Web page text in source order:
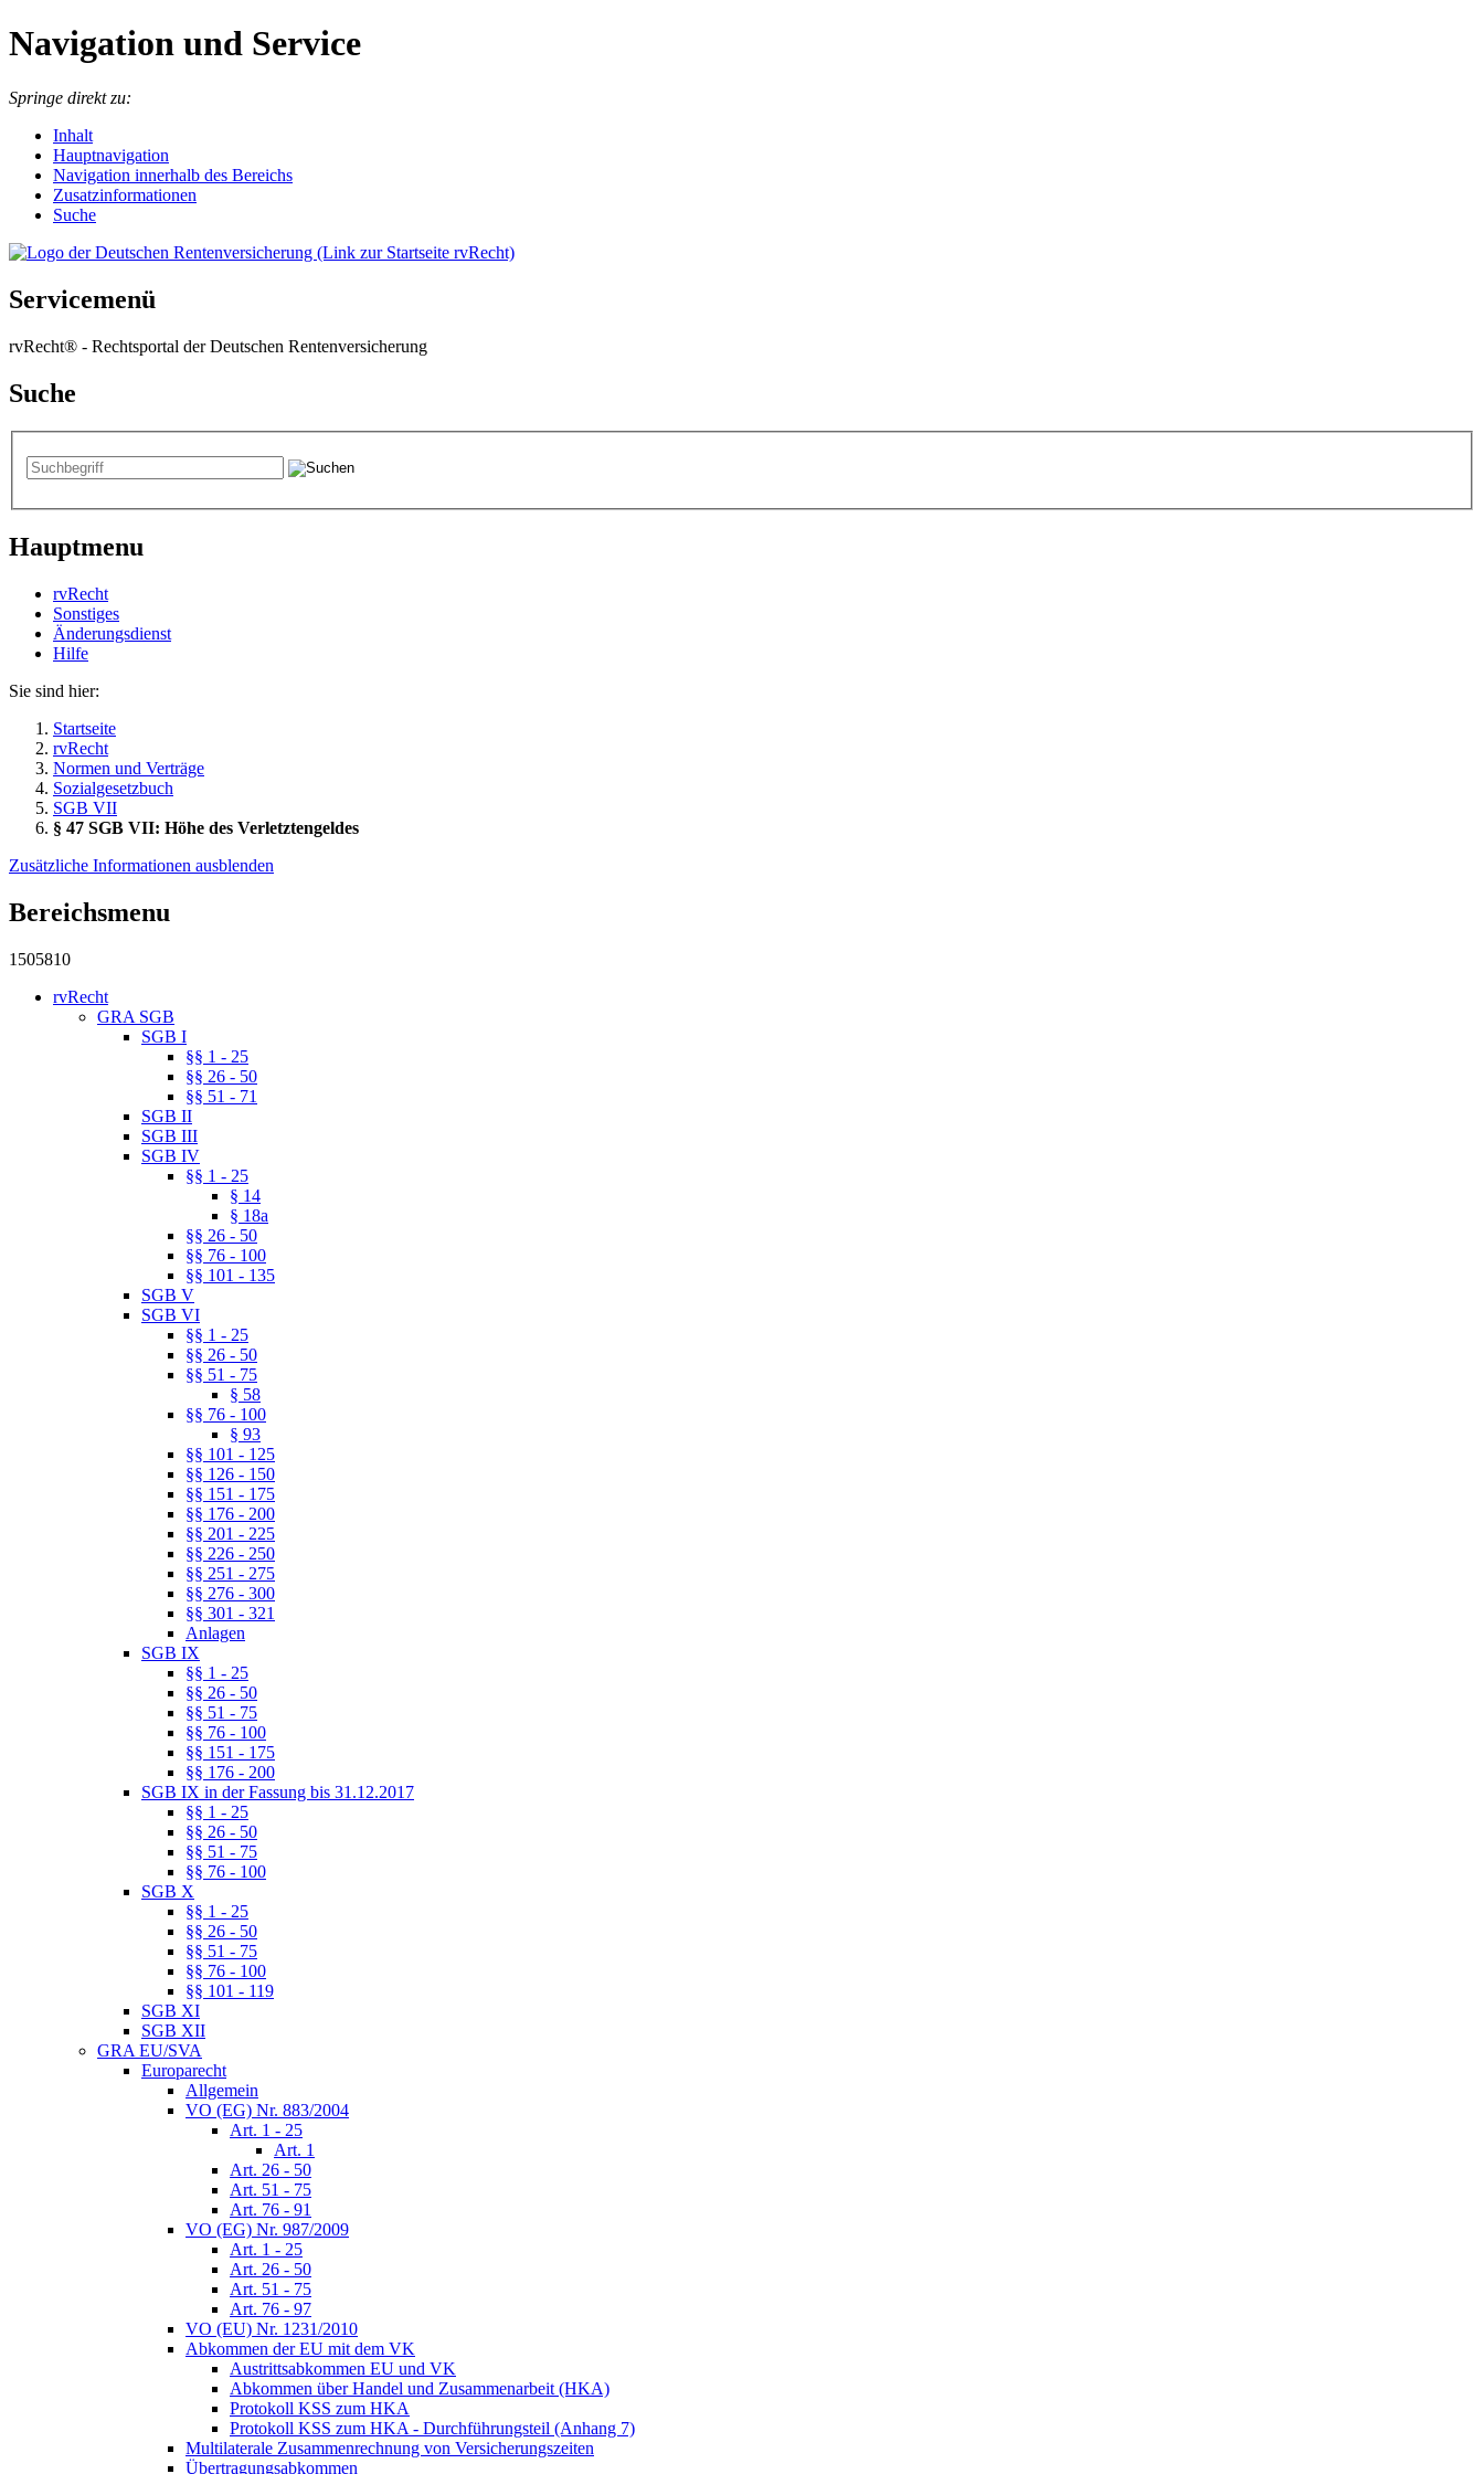
Navigation und Service
Springe direkt zu:
Inhalt
Hauptnavigation
Navigation innerhalb des Bereichs
Zusatzinformationen
Suche
Servicemenü
rvRecht® - Rechtsportal der Deutschen Rentenversicherung
Suche
Hauptmenu
rvRecht
Sonstiges
Änderungsdienst
Hil­fe
Sie sind hier:
Startseite
rvRecht
Normen und Verträge
Sozialgesetzbuch
SGB VII
§ 47 SGB VII: Höhe des Verletztengeldes
Zusätzliche Informationen ausblenden
Bereichsmenu
1505810
rvRecht
GRA SGB
SGB I
§§ 1 - 25
§§ 26 - 50
§§ 51 - 71
SGB II
SGB III
SGB IV
§§ 1 - 25
§ 14
§ 18a
§§ 26 - 50
§§ 76 - 100
§§ 101 - 135
SGB V
SGB VI
§§ 1 - 25
§§ 26 - 50
§§ 51 - 75
§ 58
§§ 76 - 100
§ 93
§§ 101 - 125
§§ 126 - 150
§§ 151 - 175
§§ 176 - 200
§§ 201 - 225
§§ 226 - 250
§§ 251 - 275
§§ 276 - 300
§§ 301 - 321
Anlagen
SGB IX
§§ 1 - 25
§§ 26 - 50
§§ 51 - 75
§§ 76 - 100
§§ 151 - 175
§§ 176 - 200
SGB IX in der Fassung bis 31.12.2017
§§ 1 - 25
§§ 26 - 50
§§ 51 - 75
§§ 76 - 100
SGB X
§§ 1 - 25
§§ 26 - 50
§§ 51 - 75
§§ 76 - 100
§§ 101 - 119
SGB XI
SGB XII
GRA EU/SVA
Europarecht
Allgemein
VO (EG) Nr. 883/2004
Art. 1 - 25
Art. 1
Art. 26 - 50
Art. 51 - 75
Art. 76 - 91
VO (EG) Nr. 987/2009
Art. 1 - 25
Art. 26 - 50
Art. 51 - 75
Art. 76 - 97
VO (EU) Nr. 1231/2010
Abkommen der EU mit dem VK
Austrittsabkommen EU und VK
Abkommen über Handel und Zusammenarbeit (HKA)
Protokoll KSS zum HKA
Protokoll KSS zum HKA - Durchführungsteil (Anhang 7)
Multilaterale Zusammenrechnung von Versicherungszeiten
Übertragungsabkommen